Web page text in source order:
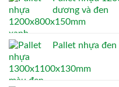
dương và đen
Pallet nhựa